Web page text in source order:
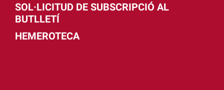
SOL·LICITUD DE SUBSCRIPCIÓ AL
BUTLLETÍ
HEMEROTECA